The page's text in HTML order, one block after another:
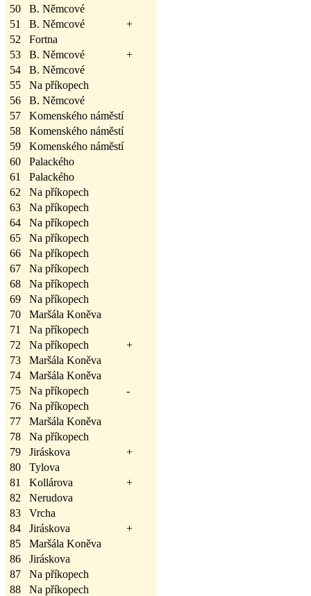
50
B. Němcové
51
B. Němcové
+
52
Fortna
53
B. Němcové
+
54
B. Němcové
55
Na příkopech
56
B. Němcové
57
Komenského náměstí
58
Komenského náměstí
59
Komenského náměstí
60
Palackého
61
Palackého
62
Na příkopech
63
Na příkopech
64
Na příkopech
65
Na příkopech
66
Na příkopech
67
Na příkopech
68
Na příkopech
69
Na příkopech
70
Maršála Koněva
71
Na příkopech
72
Na příkopech
+
73
Maršála Koněva
74
Maršála Koněva
75
Na příkopech
-
76
Na příkopech
77
Maršála Koněva
78
Na příkopech
79
Jiráskova
+
80
Tylova
81
Kollárova
+
82
Nerudova
83
Vrcha
84
Jiráskova
+
85
Maršála Koněva
86
Jiráskova
87
Na příkopech
88
Na příkopech